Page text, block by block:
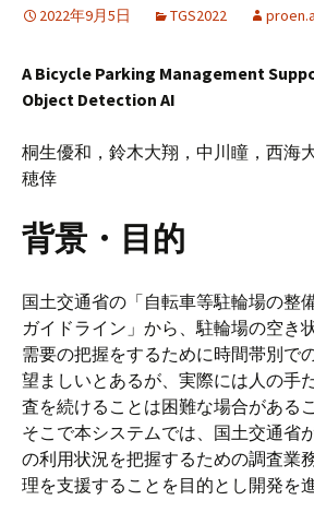
2022年9月5日 TGS2022
A Bicycle Parking Management
Object Detection AI
桐生優和，鈴木大翔，中川瞳，西海
穂倖
背景・目的
国土交通省の「自転車等駐輪場の整
ガイドライン」から、駐輪場の空き
需要の把握をするために時間帯別で
望ましいとあるが、実際には人の手
査を続けることは困難な場合がある
そこで本システムでは、国土交通省
の利用状況を把握するための調査業
理を支援することを目的とし開発を進